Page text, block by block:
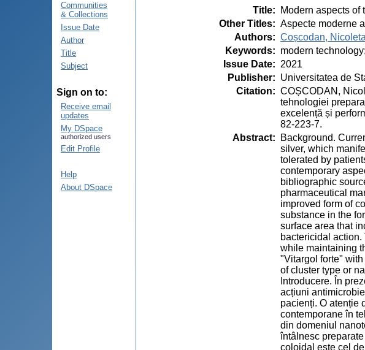
Communities
& Collections
Issue Date
Author
Title
Subject
Sign on to:
Receive email
updates
My DSpace
authorized users
Edit Profile
Help
About DSpace
Title:
Modern aspects
Other Titles: Aspecte moderne
Authors: Coșcodan, Nicoleta
Keywords: modern
Issue Date: 2021
Publisher: Universitatea de
Citation: COȘCODAN,
tehnologiei
excelență și
82-223-7.
Abstract:
Background.
silver, which
tolerated by
contemporary
bibliographic
pharmaceutical
improved form of
substance in the
surface area that
bactericidal
while maintaining
"Vitargol forte"
of cluster type or
Introducere. În
acțiuni
pacienți. O atenție
contemporane în
din domeniul
întâlnesc
coloidal este cel